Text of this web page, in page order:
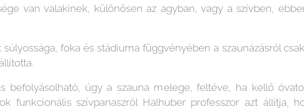
van valakinek, különösen az agyban, vagy a szívben,
foka és stádiuma függvényében a szaunázásról
befolyásolható, úgy a szauna melege, feltéve, ha kellő
funkcionális szívpanaszról Halhuber professzor azt állítja,